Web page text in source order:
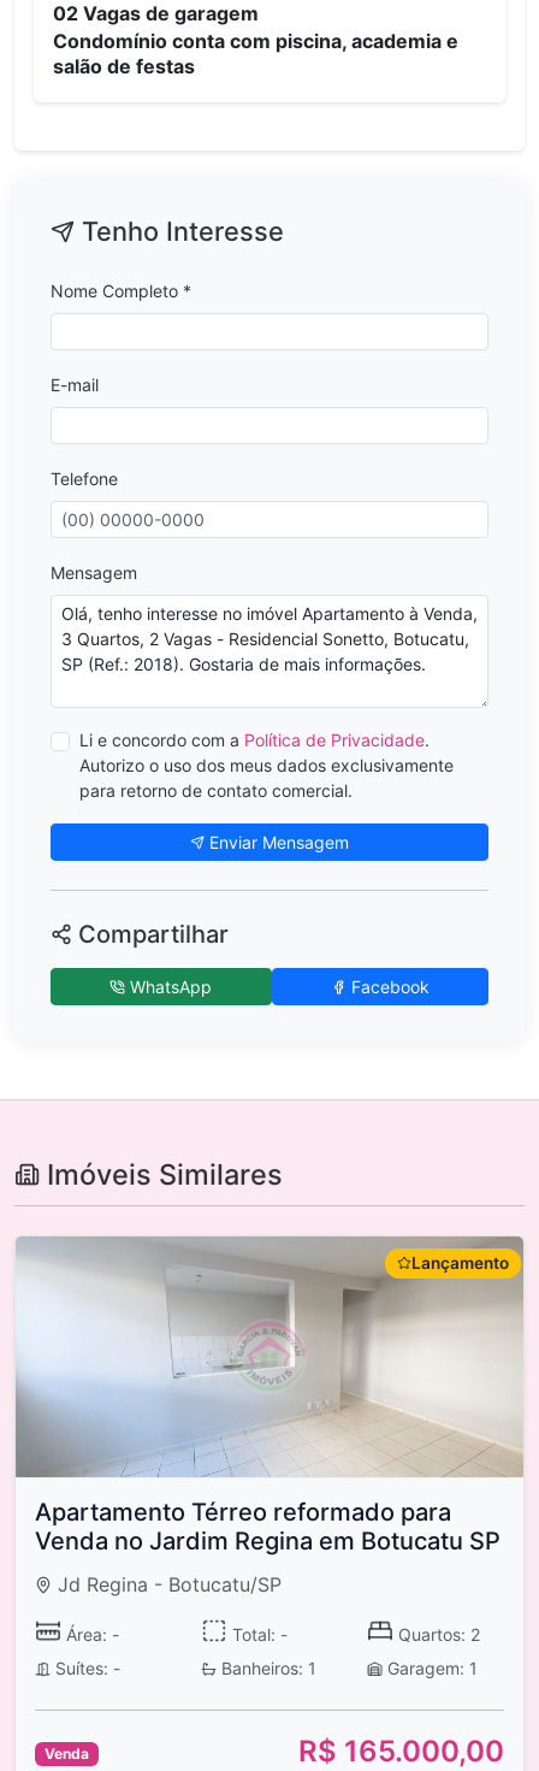
02 Vagas de garagem
Condomínio conta com piscina, academia e
salão de festas
Tenho Interesse
Nome Completo *
E-mail
Telefone
Mensagem
Li e concordo com a Política de Privacidade.
Autorizo o uso dos meus dados exclusivamente
para retorno de contato comercial.
Enviar Mensagem
Compartilhar
WhatsApp Facebook
Imóveis Similares
Lançamento
Apartamento Térreo reformado para
Venda no Jardim Regina em Botucatu SP
Jd Regina - Botucatu/SP
Área: - Total: -
Quartos: 2
Suítes: -
Banheiros: 1 Garagem: 1
Venda R$ 165.000,00